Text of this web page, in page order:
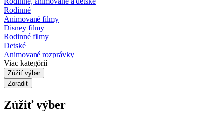
Rodinné
Animované filmy
Disney filmy
Rodinné filmy
Detské
Animované rozprávky
Viac kategórií
Zúžiť výber
Zoradiť
Zúžiť výber